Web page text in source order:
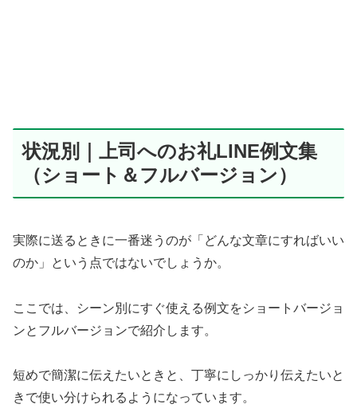
状況別｜上司へのお礼LINE例文集
（ショート＆フルバージョン）
実際に送るときに一番迷うのが「どんな文章にすればいい
のか」という点ではないでしょうか。
ここでは、シーン別にすぐ使える例文をショートバージョ
ンとフルバージョンで紹介します。
短めで簡潔に伝えたいときと、丁寧にしっかり伝えたいと
きで使い分けられるようになっています。